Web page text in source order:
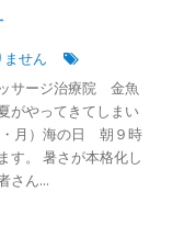
ません
サージ治療院 金魚
がやってきてしまい
・月）海の日 朝９時
す。 暑さが本格化し
さん...